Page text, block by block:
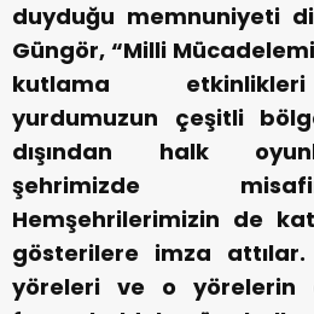
duyduğu memnuniyeti
Güngör, “Milli
kutlama
yurdumuzun çeşitli
dışından halk
şehrimizde
Hemşehrilerimizin de
gösterilere imza
yöreleri ve o yörelerin